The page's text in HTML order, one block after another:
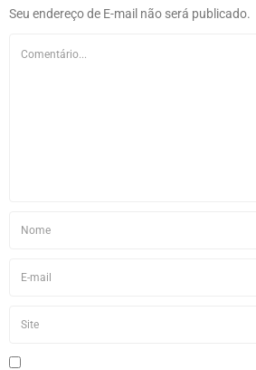
Seu endereço de E-mail não será publicado.